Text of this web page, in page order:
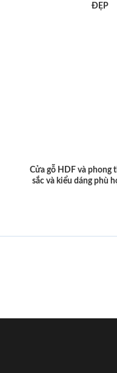
ĐẸP
Cửa gỗ HDF và phong
sắc và kiểu dáng phù